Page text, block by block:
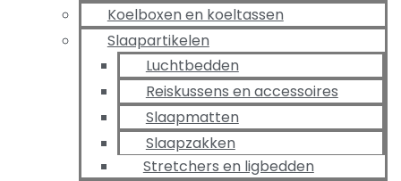
Koelboxen en koeltassen
Slaapartikelen
Luchtbedden
Reiskussens en accessoires
Slaapmatten
Slaapzakken
Stretchers en ligbedden